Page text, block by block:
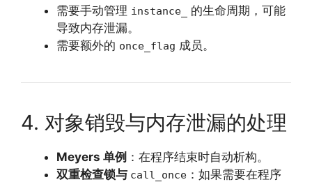
需要手动管理 instance_
的生命周期，可能
导致内存泄漏。
需要额外的 once_flag 成员。
4. 对象销毁与内存泄漏的处理
Meyers 单例 ：在程序结束时自动析构。
双重检查锁与 call_once ：如果需要在程序